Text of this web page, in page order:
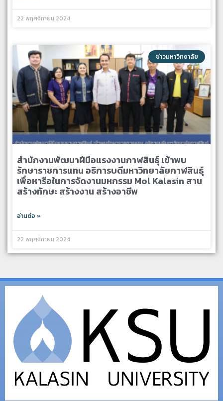
22 พฤศจิกายน 2024
ข่าวมหาวิทยาลัย
สำนักงานพัฒนาฝีมือแรงงานกาฬสินธุ์ เข้าพบ
รักษาราชการแทน อธิการบดีมหาวิทยาลัยกาฬสินธุ์
เพื่อหารือในการจัดงานมหกรรม Mol Kalasin สาน
สร้างทักษะ สร้างงาน สร้างอาชีพ
อ่านต่อ »
22 พฤศจิกายน 2024